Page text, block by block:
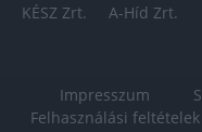
KÉSZ Zrt. A-Híd Zrt.
Impresszum
Felhasználási feltételek